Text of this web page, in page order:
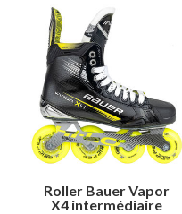
Roller Bauer Vapor
X4 intermédiaire